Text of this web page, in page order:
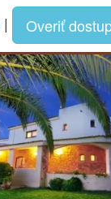
| Overiť